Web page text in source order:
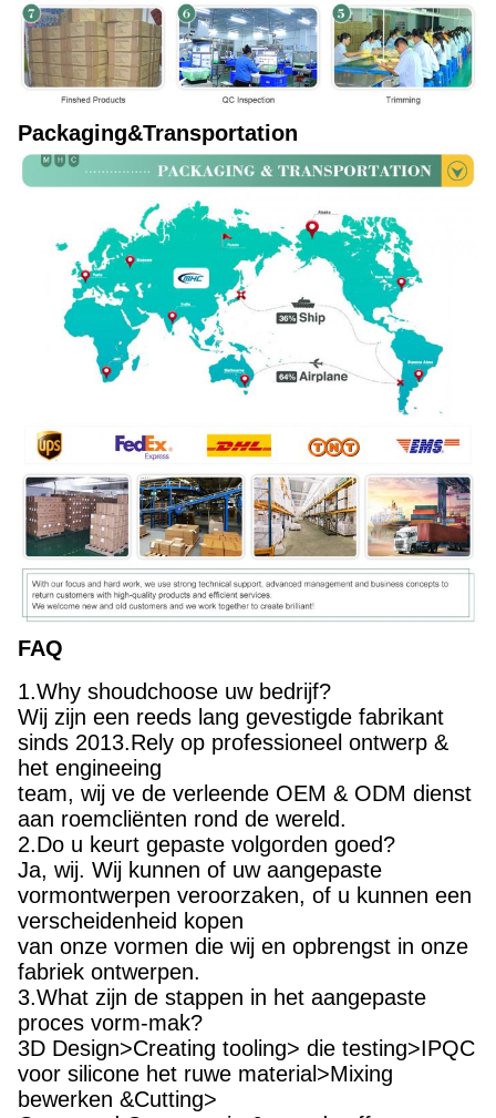
Packaging&Transportation
FAQ
1.Why shoudchoose uw bedrijf?
Wij zijn een reeds lang gevestigde fabrikant
sinds 2013.Rely op professioneel ontwerp &
het engineeing
team, wij ve de verleende OEM & ODM dienst
aan roemcliënten rond de wereld.
2.Do u keurt gepaste volgorden goed?
Ja, wij. Wij kunnen of uw aangepaste
vormontwerpen veroorzaken, of u kunnen een
verscheidenheid kopen
van onze vormen die wij en opbrengst in onze
fabriek ontwerpen.
3.What zijn de stappen in het aangepaste
proces vorm-mak?
3D Design>Creating tooling> die testing>IPQC
voor silicone het ruwe material>Mixing
bewerken &Cutting>